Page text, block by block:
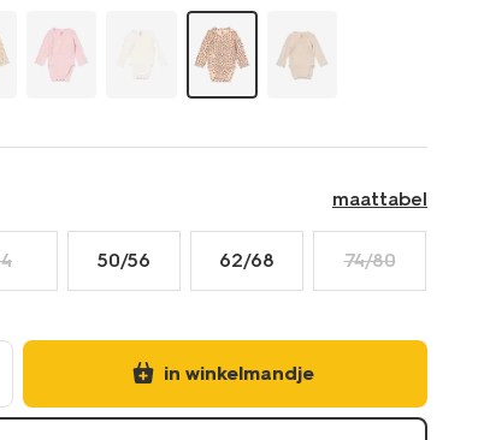
maattabel
50/56 62/68 74/80
in winkelmandje